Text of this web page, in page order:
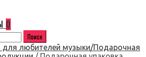
0
для любителей музыки/Подарочная